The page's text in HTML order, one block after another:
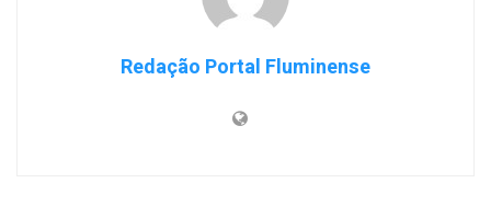
Redação Portal Fluminense